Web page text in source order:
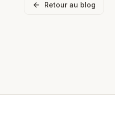
Retour au blog